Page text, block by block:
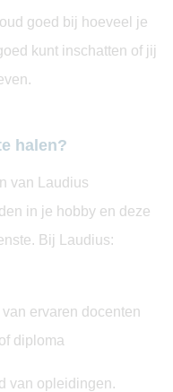
goed bij hoeveel je
kunt inschatten of jij
halen?
van Laudius
in je hobby en deze
Bij Laudius:
ervaren docenten
diploma
van opleidingen.